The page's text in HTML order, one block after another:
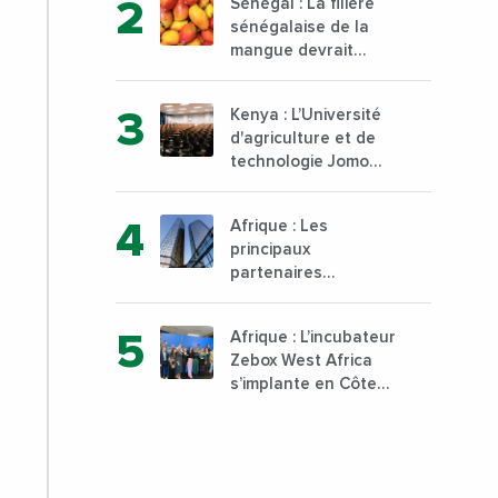
d’Abidjan, au sud du
pays
Sénégal : La filière
sénégalaise de la
mangue devrait
30 000 tonnes
produites
Kenya : L’Université
d'agriculture et de
technologie Jomo
de formation
technique et
professionnelle sur
son campus de
janvier 2023
Afrique : Les
principaux
partenaires
désormais le Nigeria,
l’Angola et l’Afrique
du Sud
Afrique : L’incubateur
Zebox West Africa
s’implante en Côte